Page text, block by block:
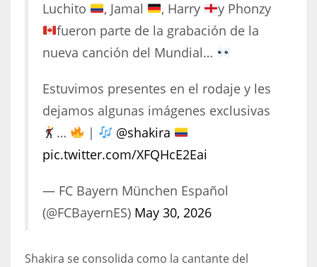
24
MIA
DAL
22
26
Luchito , Jamal , Harry
y Phonzy
fueron parte de la grabación de la
nueva canción del Mundial…
Estuvimos presentes en el rodaje y les
dejamos algunas imágenes exclusivas
…
|
@shakira
pic.twitter.com/XFQHcE2Eai
— FC Bayern München Español
(@FCBayernES) May 30, 2026
Shakira se consolida como la cantante del